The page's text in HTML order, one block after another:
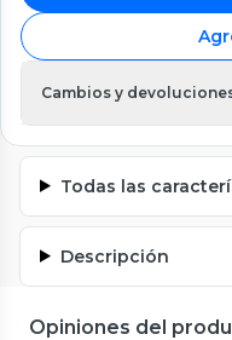
Cambios y
Todas las
Descripción
Opiniones del